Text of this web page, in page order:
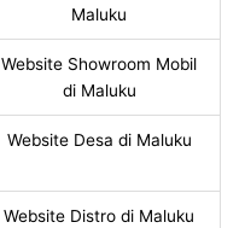
Maluku
Website Showroom Mobil
di Maluku
Website Desa di Maluku
Website Distro di Maluku